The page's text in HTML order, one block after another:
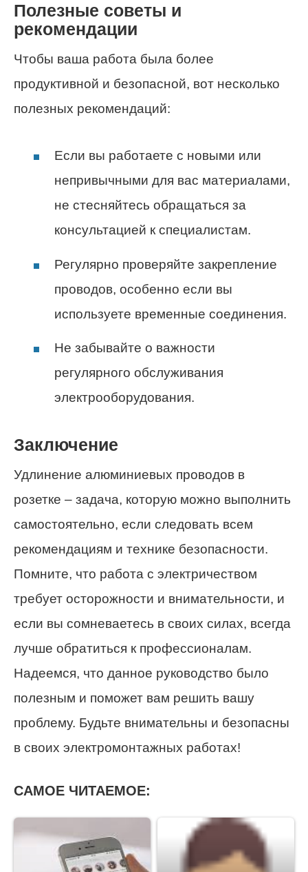
Полезные советы и
рекомендации
Чтобы ваша работа была более
продуктивной и безопасной, вот несколько
полезных рекомендаций:
Если вы работаете с новыми или
непривычными для вас материалами,
не стесняйтесь обращаться за
консультацией к специалистам.
Регулярно проверяйте закрепление
проводов, особенно если вы
используете временные соединения.
Не забывайте о важности
регулярного обслуживания
электрооборудования.
Заключение
Удлинение алюминиевых проводов в
розетке – задача, которую можно выполнить
самостоятельно, если следовать всем
рекомендациям и технике безопасности.
Помните, что работа с электричеством
требует осторожности и внимательности, и
если вы сомневаетесь в своих силах, всегда
лучше обратиться к профессионалам.
Надеемся, что данное руководство было
полезным и поможет вам решить вашу
проблему. Будьте внимательны и безопасны
в своих электромонтажных работах!
САМОЕ ЧИТАЕМОЕ: